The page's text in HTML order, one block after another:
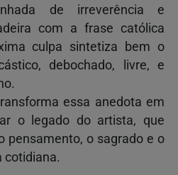
de irreverência e
com a frase católica
culpa sintetiza bem o
debochado, livre, e
essa anedota em
o legado do artista, que
pensamento, o sagrado e o
cotidiana.